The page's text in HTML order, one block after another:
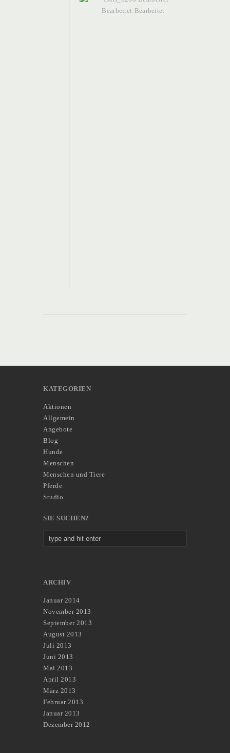
KATEGORIEN
Aktionen
Allgemein
Angebote
Blog
Hunde
Menschen
Menschen und Tiere
Pferde
Studio
SIE SUCHEN?
ARCHIV
Januar 2014
November 2013
September 2013
August 2013
Juli 2013
Juni 2013
Mai 2013
April 2013
März 2013
Februar 2013
Januar 2013
Dezember 2012